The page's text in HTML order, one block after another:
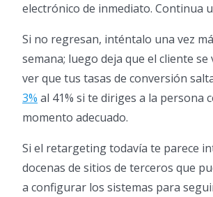
electrónico de inmediato. Continua
Si no regresan, inténtalo una vez
semana; luego deja que el cliente se
ver que tus tasas de conversión
3% al 41% si te diriges a la persona
momento adecuado.
Si el retargeting todavía te parece
docenas de sitios de terceros que
a configurar los sistemas para